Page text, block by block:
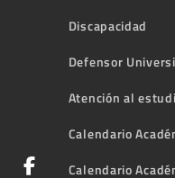
Discapacidad
Defensor
Atención al
Calendario
Calendario